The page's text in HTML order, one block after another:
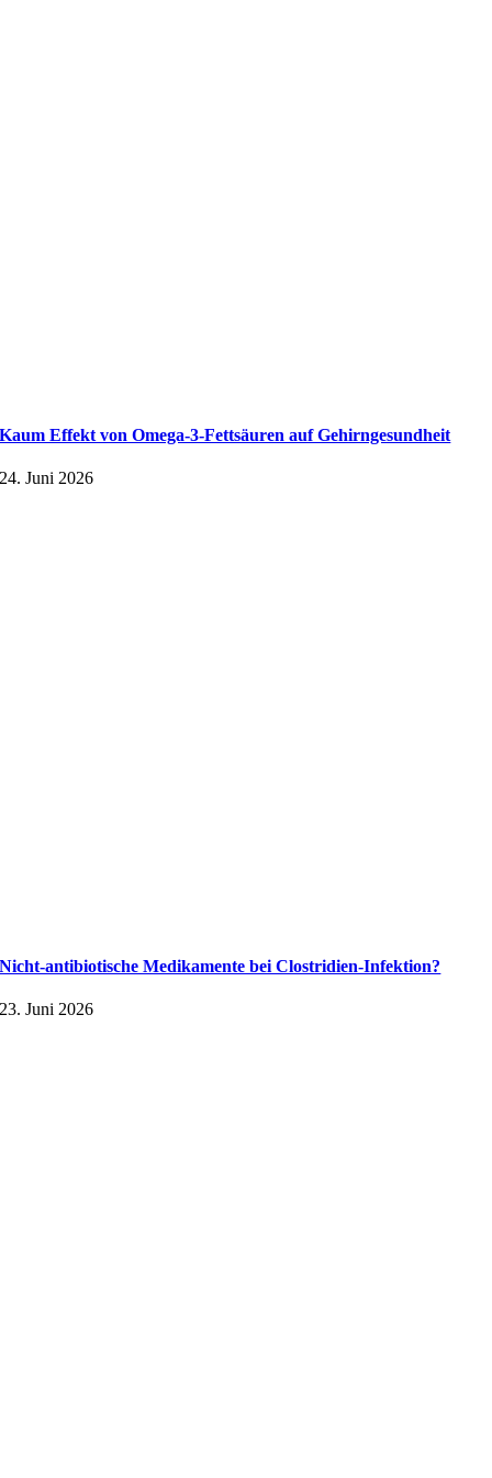
Kaum Effekt von Omega-3-Fettsäuren auf Gehirngesundheit
24. Juni 2026
Nicht-antibiotische Medikamente bei Clostridien-Infektion?
23. Juni 2026